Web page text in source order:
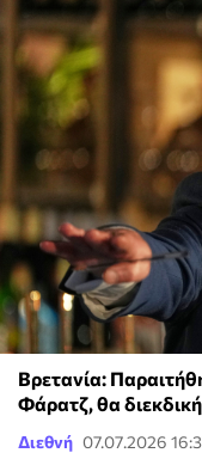
Βρετανία:
Φάρατζ, θα
Διεθνή 07.07.2026